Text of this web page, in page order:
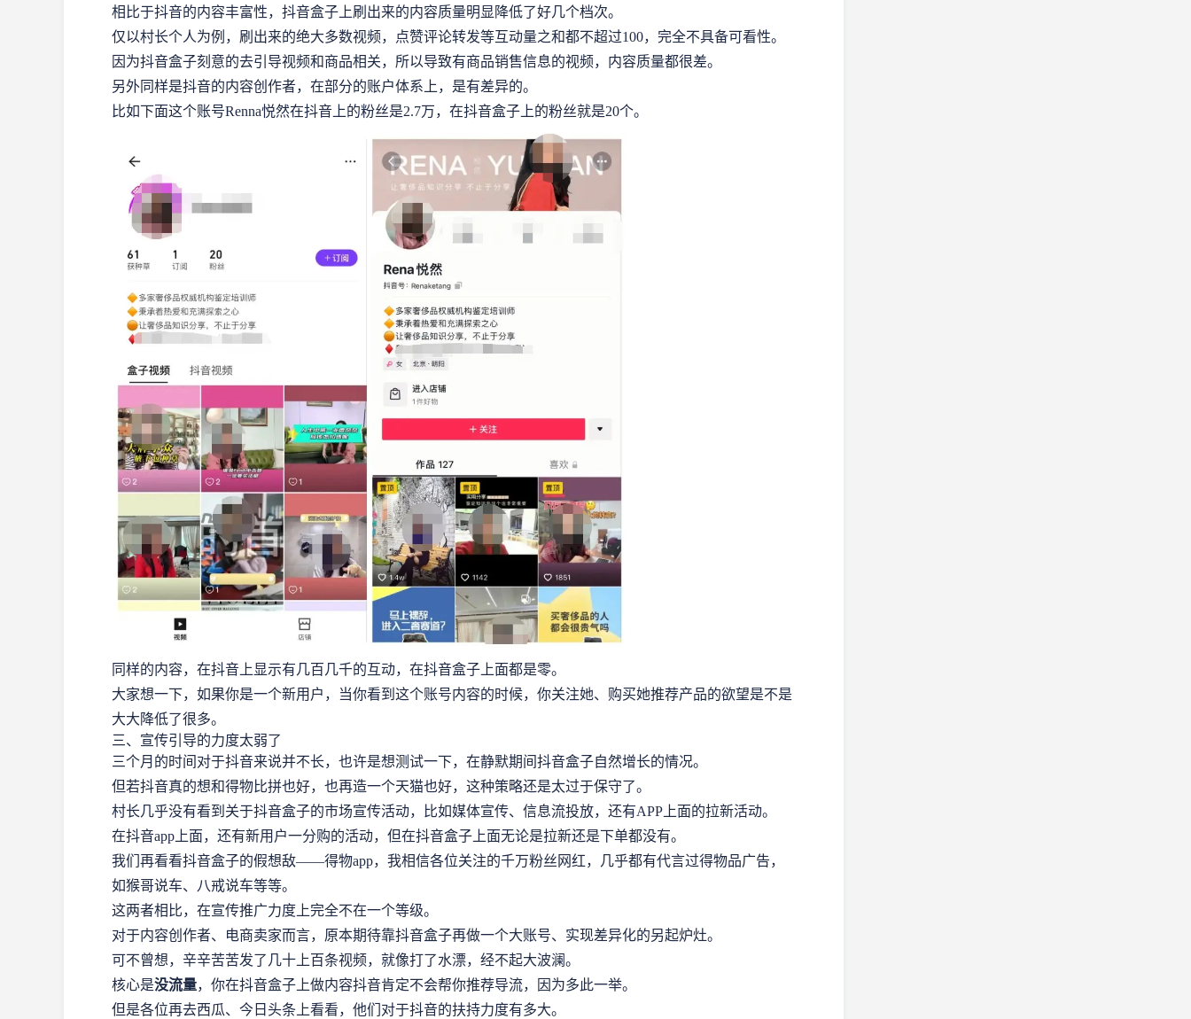
相比于抖音的内容丰富性，抖音盒子上刷出来的内容质量明显降低了好几个档次。
仅以村长个人为例，刷出来的绝大多数视频，点赞评论转发等互动量之和都不超过100，完全不具备可看性。
因为抖音盒子刻意的去引导视频和商品相关，所以导致有商品销售信息的视频，内容质量都很差。
另外同样是抖音的内容创作者，在部分的账户体系上，是有差异的。
比如下面这个账号Renna悦然在抖音上的粉丝是2.7万，在抖音盒子上的粉丝就是20个。
同样的内容，在抖音上显示有几百几千的互动，在抖音盒子上面都是零。
大家想一下，如果你是一个新用户，当你看到这个账号内容的时候，你关注她、购买她推荐产品的欲望是不是
大大降低了很多。
三、宣传引导的力度太弱了
三个月的时间对于抖音来说并不长，也许是想测试一下，在静默期间抖音盒子自然增长的情况。
但若抖音真的想和得物比拼也好，也再造一个天猫也好，这种策略还是太过于保守了。
村长几乎没有看到关于抖音盒子的市场宣传活动，比如媒体宣传、信息流投放，还有APP上面的拉新活动。
在抖音app上面，还有新用户一分购的活动，但在抖音盒子上面无论是拉新还是下单都没有。
我们再看看抖音盒子的假想敌——得物app，我相信各位关注的千万粉丝网红，几乎都有代言过得物品广告，
如猴哥说车、八戒说车等等。
这两者相比，在宣传推广力度上完全不在一个等级。
对于内容创作者、电商卖家而言，原本期待靠抖音盒子再做一个大账号、实现差异化的另起炉灶。
可不曾想，辛辛苦苦发了几十上百条视频，就像打了水漂，经不起大波澜。
核心是没流量，你在抖音盒子上做内容抖音肯定不会帮你推荐导流，因为多此一举。
但是各位再去西瓜、今日头条上看看，他们对于抖音的扶持力度有多大。